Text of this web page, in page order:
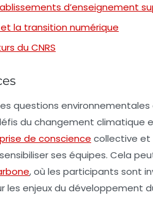
d’enseignement
la transition numérique
du CNRS
questions
du changement
prise de conscience collective et
ses équipes. Cela
, où les participants sont
les enjeux du développement